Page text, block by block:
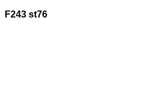
F243 st76